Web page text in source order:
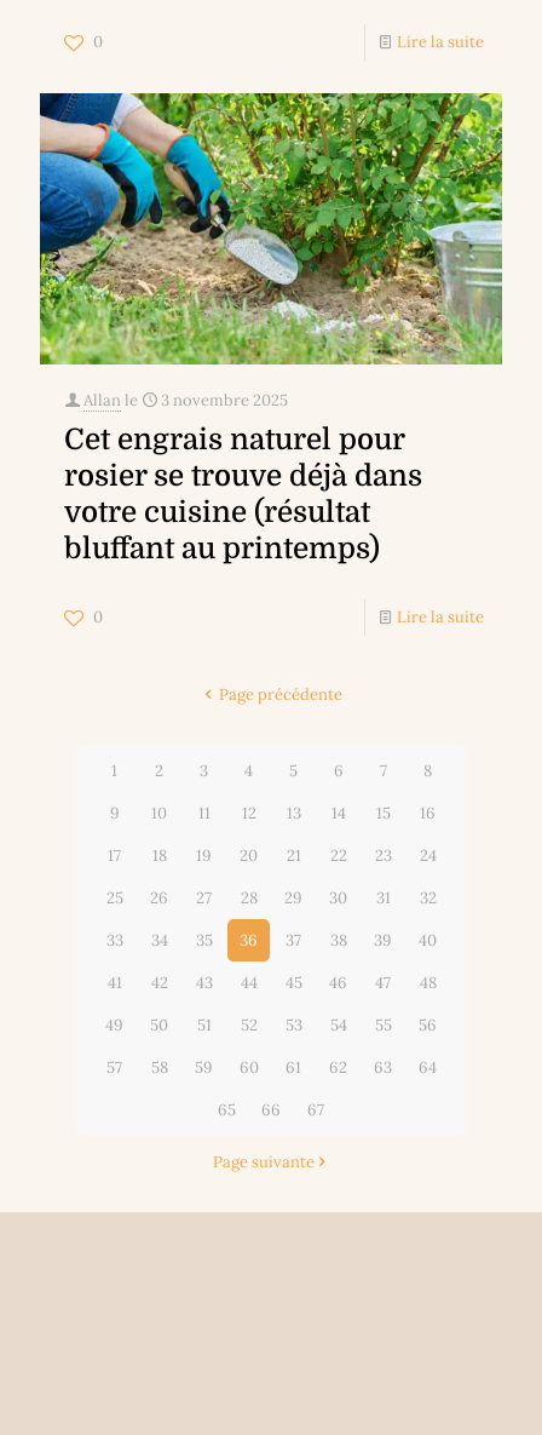
0 Lire la suite
Allan le 3 novembre 2025
Cet engrais naturel pour
rosier se trouve déjà dans
votre cuisine (résultat
bluffant au printemps)
0 Lire la suite
Page précédente
1 2 3 4 5 6 7 8
9 10 11 12 13 14 15 16
17 18 19 20 21 22 23 24
25 26 27 28 29 30 31 32
33 34 35 36 37 38 39 40
41 42 43 44 45 46 47 48
49 50 51 52 53 54 55 56
57 58 59 60 61 62 63 64
65 66 67
Page suivante